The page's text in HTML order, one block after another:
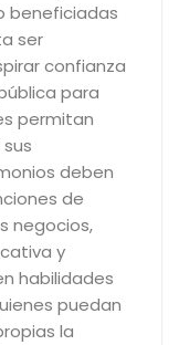
beneficiadas
ser
confianza
para
permitan
deben
de
negocios,
y
habilidades
puedan
la